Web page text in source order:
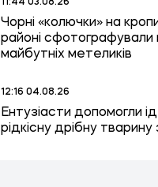
11:44 03.08.26
Чорні «колючки» на
районі сфотографували
майбутніх метеликів
12:16 04.08.26
Ентузіасти допомогли
рідкісну дрібну